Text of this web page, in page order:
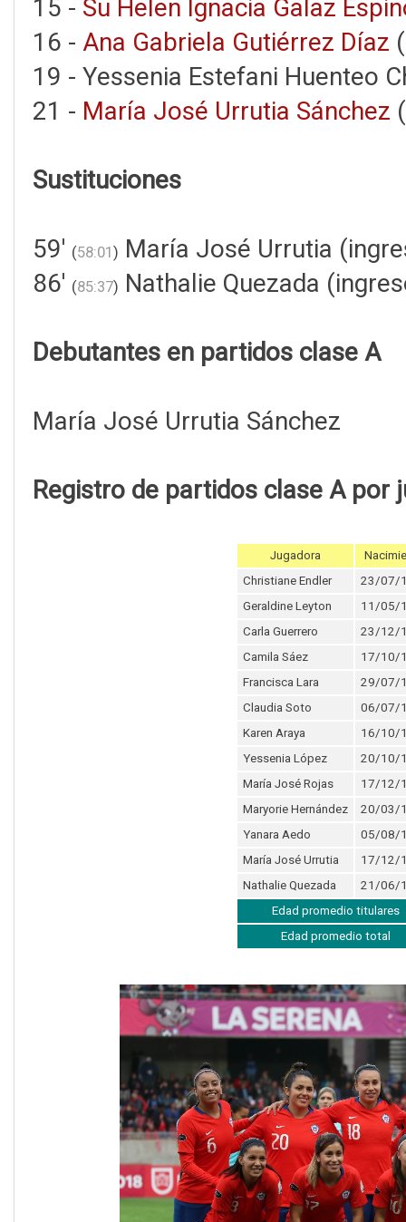
15 - Su Helen Ignacia Galaz
16 - Ana Gabriela Gutiérrez Díaz (
19 - Yessenia Estefani Huenteo
21 - María José Urrutia Sánchez (
Sustituciones
59' (58:01) María José Urrutia
86' (85:37) Nathalie Quezada
Debutantes en partidos clase A
María José Urrutia Sánchez
Registro de partidos clase A por
Jugadora
Christiane Endler
23/07/
Geraldine Leyton
11/05/
Carla Guerrero
23/12/
Camila Sáez
17/10/
Francisca Lara
29/07/
Claudia Soto
06/07/
Karen Araya
16/10/
Yessenia López
20/10/
María José Rojas
17/12/
Maryorie Hernández
20/03/
Yanara Aedo
05/08/
María José Urrutia
17/12/
Nathalie Quezada
21/06/
Edad promedio titulares
Edad promedio total